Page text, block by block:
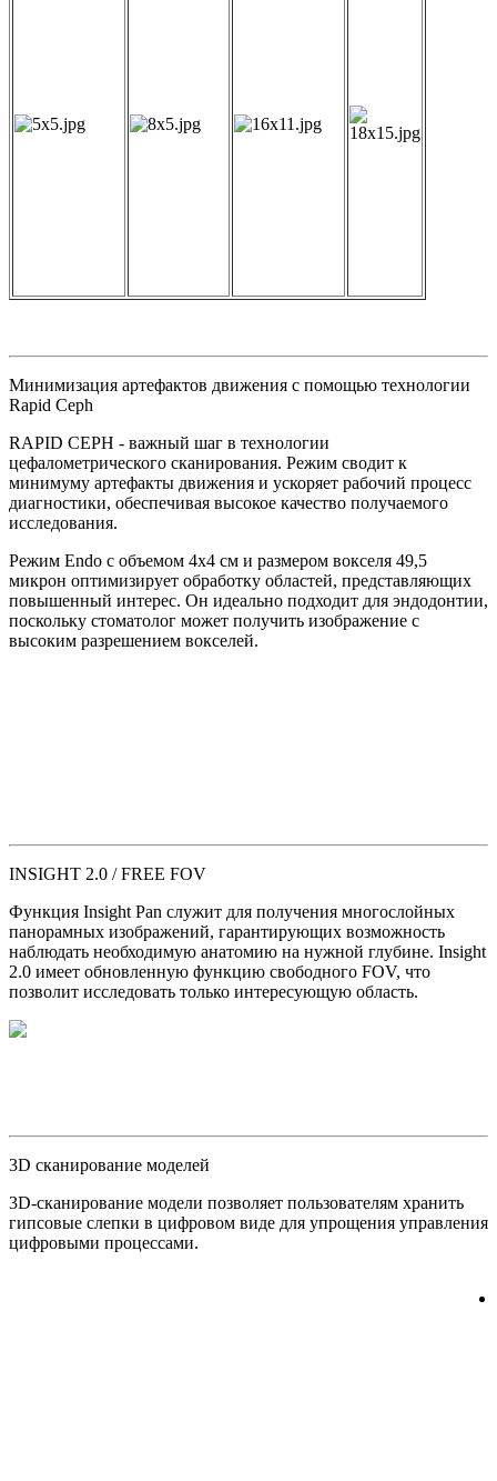
Минимизация артефактов движения с помощью технологии
Rapid Ceph
RAPID CEPH - важный шаг в технологии
цефалометрического сканирования. Режим сводит к
минимуму артефакты движения и ускоряет рабочий процесс
диагностики, обеспечивая высокое качество получаемого
исследования.
Режим Endo с объемом 4x4 см и размером вокселя 49,5
микрон оптимизирует обработку областей, представляющих
повышенный интерес. Он идеально подходит для эндодонтии,
поскольку стоматолог может получить изображение с
высоким разрешением вокселей.
INSIGHT 2.0 / FREE FOV
Функция Insight Pan служит для получения многослойных
панорамных изображений, гарантирующих возможность
наблюдать необходимую анатомию на нужной глубине. Insight
2.0 имеет обновленную функцию свободного FOV, что
позволит исследовать только интересующую область.
3D сканирование моделей
3D-сканирование модели позволяет пользователям хранить
гипсовые слепки в цифровом виде для упрощения управления
цифровыми процессами.